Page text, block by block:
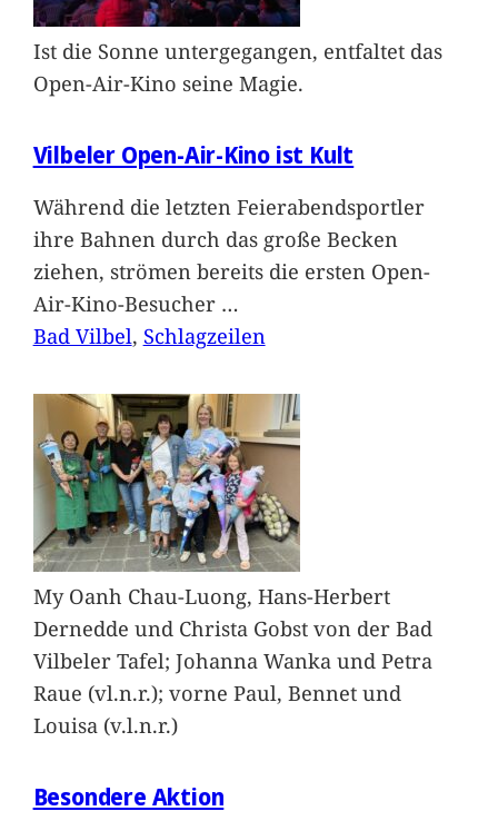
Ist die Sonne untergegangen, entfaltet das
Open-Air-Kino seine Magie.
Vilbeler Open-Air-Kino ist Kult
Während die letzten Feierabendsportler
ihre Bahnen durch das große Becken
ziehen, strömen bereits die ersten Open-
Air-Kino-Besucher …
Bad Vilbel, Schlagzeilen
My Oanh Chau-Luong, Hans-Herbert
Dernedde und Christa Gobst von der Bad
Vilbeler Tafel; Johanna Wanka und Petra
Raue (vl.n.r.); vorne Paul, Bennet und
Louisa (v.l.n.r.)
Besondere Aktion